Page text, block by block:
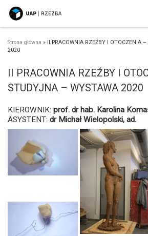
Przejdź do treści
Strona główna »
II PRACOWNIA RZEŹBY I OTOCZENIA
2020
II PRACOWNIA RZEŹBY I
STUDYJNA – WYSTAWA 2020
KIEROWNIK: prof. dr hab. Karolina
ASYSTENT: dr Michał Wielopolski, ad.